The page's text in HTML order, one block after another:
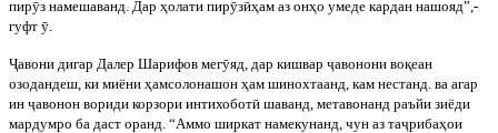
пирӯз намешаванд. Дар ҳолати пирӯзӣҳам аз онҳо умеде кардан нашояд”,-
гуфт ӯ
Ҷавони дигар Далер Шарифов мегӯяд, дар кишвар ҷавонони воқеан
озодандеш, ки миёни ҳамсолонашон ҳам шинохтаанд, кам нестанд. ва агар
ин ҷавонон вориди корзори интихоботӣ шаванд, метавонанд раъйи зиёди
мардумро ба даст оранд. “Аммо ширкат намекунанд, чун аз таҷрибаҳои